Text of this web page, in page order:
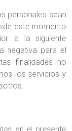
personales sean
este momento
a la siguiente
negativa para el
finalidades no
los servicios y